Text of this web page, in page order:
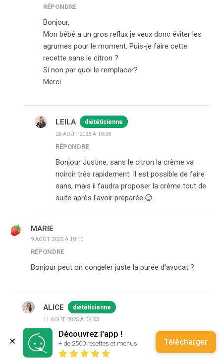
RÉPONDRE
Bonjour,
Mon bébé a un gros reflux je veux donc éviter les
agrumes pour le moment. Puis-je faire cette
recette sans le citron ?
Si non par quoi le remplacer?
Merci
LEILA diététicienne
26 AOÛT 2025 À 10:08
RÉPONDRE
Bonjour Justine, sans le citron la crème va
noircir très rapidement. Il est possible de faire
sans, mais il faudra proposer la crème tout de
suite après l'avoir préparée.😊
MARIE
9 AOÛT 2025 À 18:10
RÉPONDRE
Bonjour peut on congeler juste la purée d’avocat ?
ALICE diététicienne
11 AOÛT 2025 À 09:53
RÉPONDRE
Bonjour, il vaut mieux éviter de congeler l'avocat
seul car il a tendance à noircir à la congélation et la
Découvrez l'app !
+ de 2500 recettes et menus Télécharger